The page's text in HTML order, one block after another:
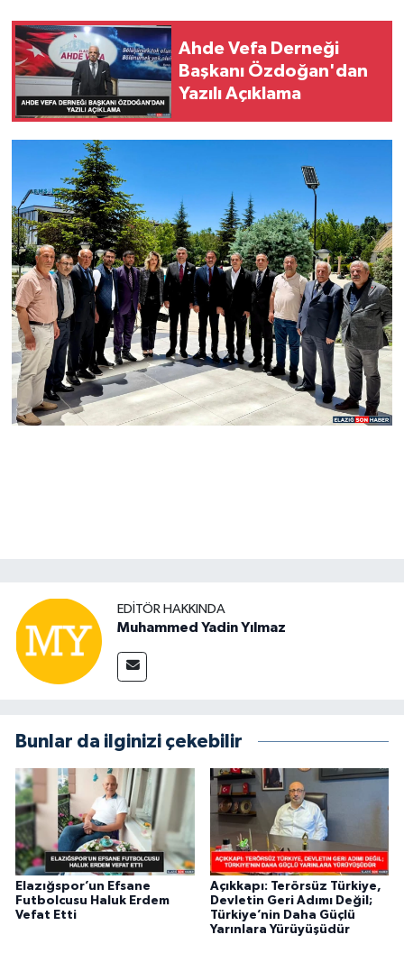
Ahde Vefa Derneği
Başkanı Özdoğan'dan
Yazılı Açıklama
EDITÖR HAKKINDA
Muhammed Yadin Yılmaz
Bunlar da ilginizi çekebilir
Elazığspor’un Efsane
Futbolcusu Haluk Erdem
Vefat Etti
Açıkkapı: Terörsüz Türkiye,
Devletin Geri Adımı Değil;
Türkiye’nin Daha Güçlü
Yarınlara Yürüyüşüdür